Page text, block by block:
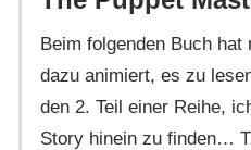
Beim folgenden Buch
dazu animiert, es zu
den 2. Teil einer Reihe,
Story hinein zu finden…